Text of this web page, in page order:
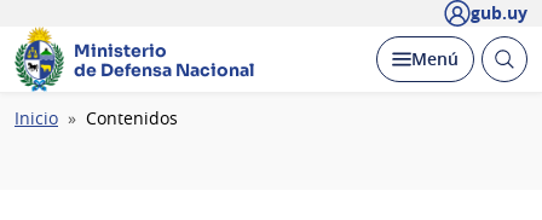
gub.uy
Ministerio
de Defensa Nacional
Desplegar
Menú Abrir
Ruta
Inicio Contenidos